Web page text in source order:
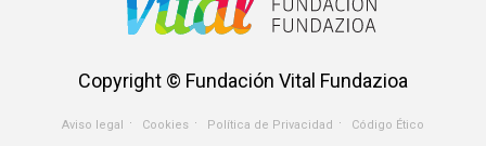
Copyright © Fundación Vital Fundazioa
Aviso legal Cookies Política de Privacidad
Código Ético